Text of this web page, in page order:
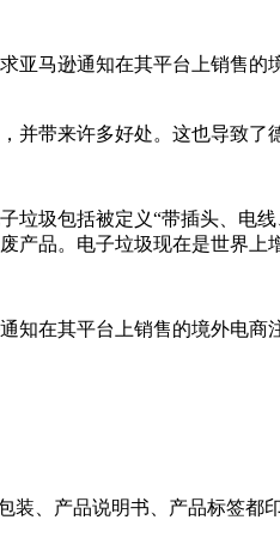
亚马逊通知在其平台上销售
带来许多好处。这也导致了
垃圾包括被定义“带插头、
品。电子垃圾现在是世界上
知在其平台上销售的境外电
、产品说明书、产品标签都